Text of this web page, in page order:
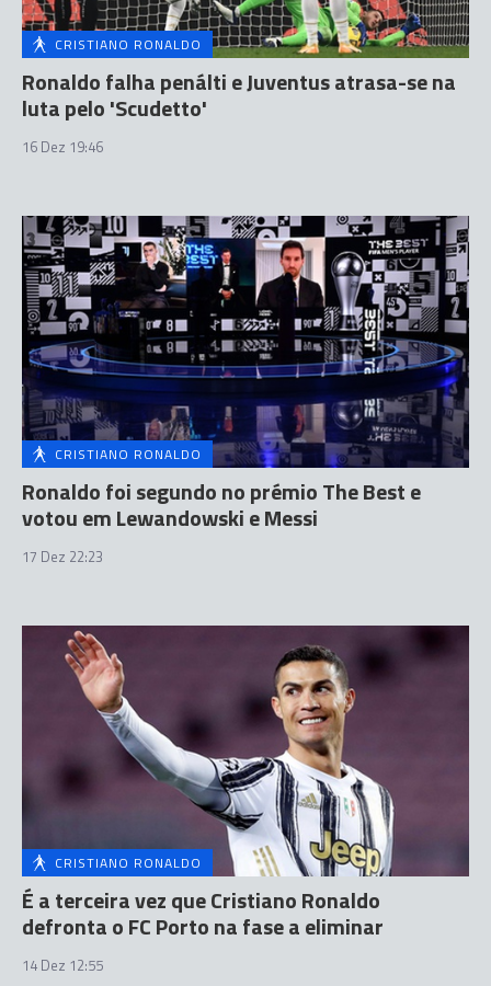
CRISTIANO RONALDO
Ronaldo falha penálti e Juventus atrasa-se na
luta pelo 'Scudetto'
16 Dez 19:46
CRISTIANO RONALDO
Ronaldo foi segundo no prémio The Best e
votou em Lewandowski e Messi
17 Dez 22:23
CRISTIANO RONALDO
É a terceira vez que Cristiano Ronaldo
defronta o FC Porto na fase a eliminar
14 Dez 12:55